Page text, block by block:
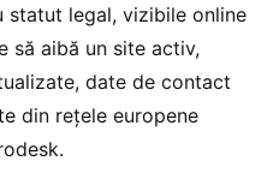
legal, vizibile online
să aibă un site activ,
date de contact
din rețele europene